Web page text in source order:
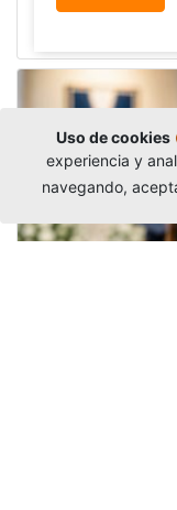
Uso de cookies
experiencia y
navegando,